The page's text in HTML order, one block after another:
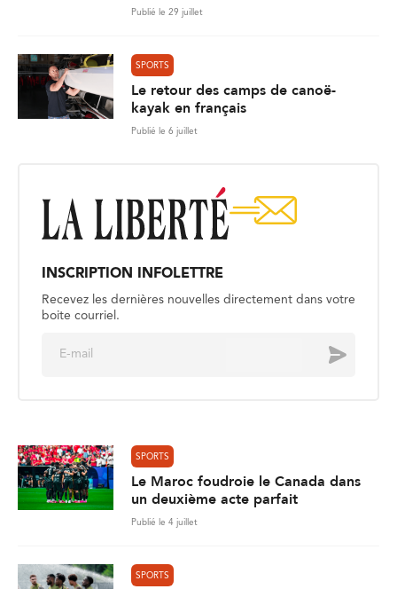
Publié le 29 juillet
SPORTS
Le retour des camps de canoë-
kayak en français
Publié le 6 juillet
INSCRIPTION INFOLETTRE
Recevez les dernières nouvelles directement dans votre
boite courriel.
Envoyer
SPORTS
Le Maroc foudroie le Canada dans
un deuxième acte parfait
Publié le 4 juillet
SPORTS